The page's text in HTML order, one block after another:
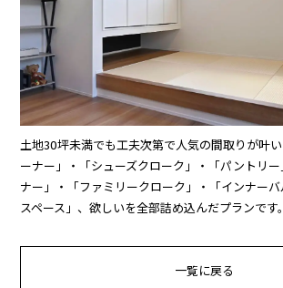
土地30坪未満でも工夫次第で人気の間取りが叶
ーナー」・「シューズクローク」・「パントリ
ナー」・「ファミリークローク」・「インナー
スペース」、欲しいを全部詰め込んだプランです。
一覧に戻る